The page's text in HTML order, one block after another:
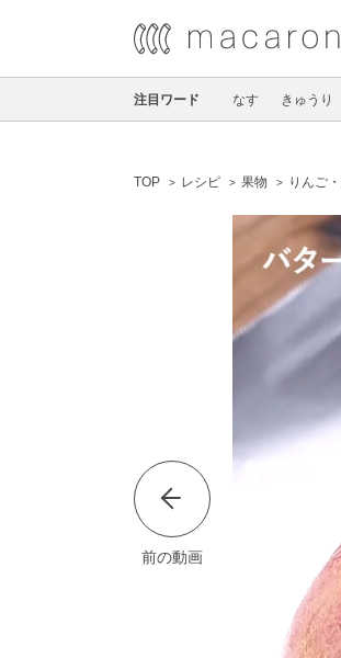
注目ワード なす きゅうり
TOP レシピ 果物 りんご
前の動画